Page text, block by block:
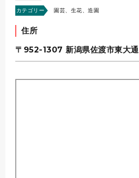
カテゴリー 園芸、生花、造園
住所
〒952-1307 新潟県佐渡市東大